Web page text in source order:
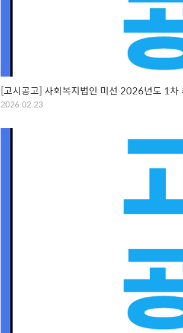
[고시공고] 사회복지법인 미선 2026년도 1차
2026.02.23